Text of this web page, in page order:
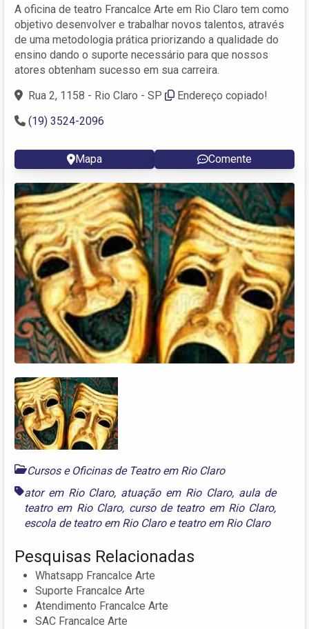
A oficina de teatro Francalce Arte em Rio Claro tem como
objetivo desenvolver e trabalhar novos talentos, através
de uma metodologia prática priorizando a qualidade do
ensino dando o suporte necessário para que nossos
atores obtenham sucesso em sua carreira.
Rua 2, 1158 - Rio Claro - SP
Endereço copiado!
(19) 3524-2096
Mapa Comente
Cursos e Oficinas de Teatro em Rio Claro
ator em Rio Claro, atuação em Rio Claro, aula de
teatro em Rio Claro, curso de teatro em Rio Claro,
escola de teatro em Rio Claroe teatro em Rio Claro
Pesquisas Relacionadas
Whatsapp Francalce Arte
Suporte Francalce Arte
Atendimento Francalce Arte
SAC Francalce Arte